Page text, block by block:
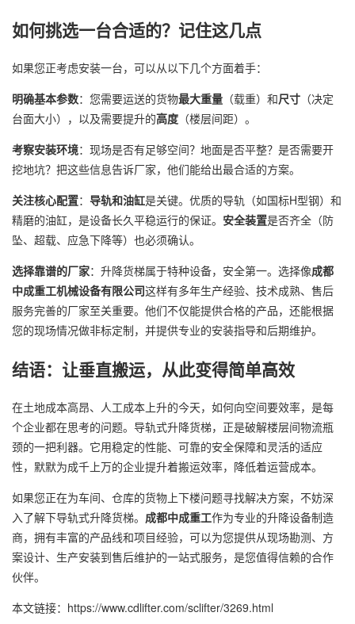
如何挑选一台合适的？记住这几点
如果您正考虑安装一台，可以从以下几个方面着手：
明确基本参数：您需要运送的货物最大重量 （载重）和尺寸 （决定
台面大小），以及需要提升的高度 （楼层间距）。
考察安装环境：现场是否有足够空间？地面是否平整？是否需要开
挖地坑？把这些信息告诉厂家，他们能给出最合适的方案。
关注核心配置： 导轨和油缸是关键。优质的导轨（如国标H型钢）和
精磨的油缸，是设备长久平稳运行的保证。 安全装置是否齐全（防
坠、超载、应急下降等）也必须确认。
选择靠谱的厂家：升降货梯属于特种设备，安全第一。选择像成都
中成重工机械设备有限公司这样有多年生产经验、技术成熟、售后
服务完善的厂家至关重要。他们不仅能提供合格的产品，还能根据
您的现场情况做非标定制，并提供专业的安装指导和后期维护。
结语：让垂直搬运，从此变得简单高效
在土地成本高昂、人工成本上升的今天，如何向空间要效率，是每
个企业都在思考的问题。导轨式升降货梯，正是破解楼层间物流瓶
颈的一把利器。它用稳定的性能、可靠的安全保障和灵活的适应
性，默默为成千上万的企业提升着搬运效率，降低着运营成本。
如果您正在为车间、仓库的货物上下楼问题寻找解决方案，不妨深
入了解下导轨式升降货梯。 成都中成重工作为专业的升降设备制造
商，拥有丰富的产品线和项目经验，可以为您提供从现场勘测、方
案设计、生产安装到售后维护的一站式服务，是您值得信赖的合作
伙伴。
本文链接：https://www.cdlifter.com/sclifter/3269.html